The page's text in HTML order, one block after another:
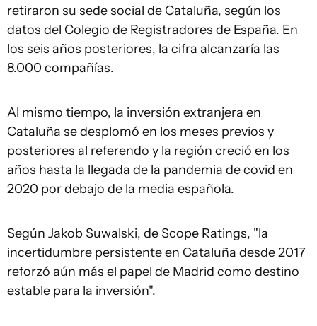
retiraron su sede social de Cataluña, según los
datos del Colegio de Registradores de España. En
los seis años posteriores, la cifra alcanzaría las
8.000 compañías.
Al mismo tiempo, la inversión extranjera en
Cataluña se desplomó en los meses previos y
posteriores al referendo y la región creció en los
años hasta la llegada de la pandemia de covid en
2020 por debajo de la media española.
Según Jakob Suwalski, de Scope Ratings, "la
incertidumbre persistente en Cataluña desde 2017
reforzó aún más el papel de Madrid como destino
estable para la inversión".